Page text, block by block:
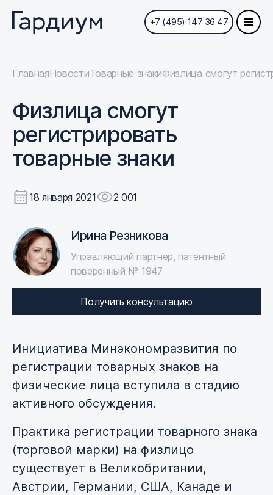
+7 (495) 147 36 47
ГлавнаяНовостиТоварные знакиФизлица смогут
Физлица смогут
регистрировать
товарные знаки
18 января 2021 2 001
Инициатива Минэкономразвития по
регистрации товарных знаков на
физические лица вступила в стадию
активного обсуждения.
Практика регистрации товарного знака
(торговой марки) на физлицо
существует в Великобритании,
Австрии, Германии, США, Канаде и
Ирина Резникова
Управляющий партнер, патентный
поверенный № 1947
Получить консультацию